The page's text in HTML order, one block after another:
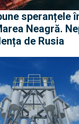
speranțele
Neagră.
de Rusia